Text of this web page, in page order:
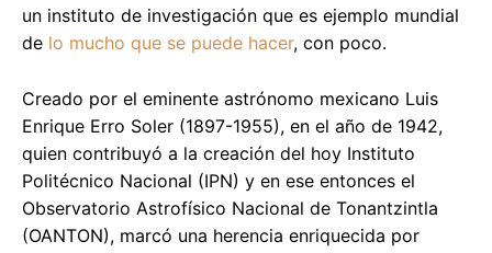
un instituto de investigación que es ejemplo mundial
de lo mucho que se puede hacer, con poco.
Creado por el eminente astrónomo mexicano Luis
Enrique Erro Soler (1897-1955), en el año de 1942,
quien contribuyó a la creación del hoy Instituto
Politécnico Nacional (IPN) y en ese entonces el
Observatorio Astrofísico Nacional de Tonantzintla
(OANTON), marcó una herencia enriquecida por